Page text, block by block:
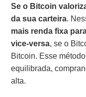
Se o Bitcoin
da sua carteira.
mais renda fixa
vice-versa, se o
Bitcoin. Esse
equilibrada,
alta.